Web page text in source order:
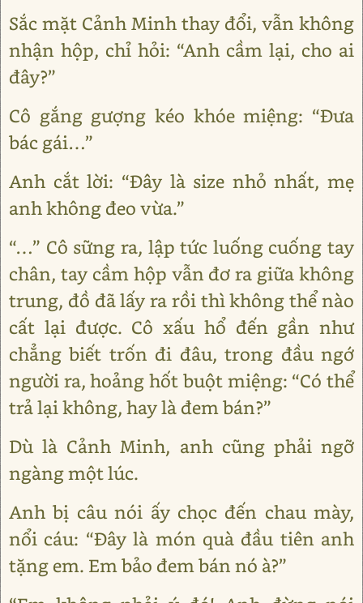
Sắc mặt Cảnh Minh thay đổi, vẫn không
nhận hộp, chỉ hỏi: “Anh cầm lại, cho ai
đây?”
Cô gắng gượng kéo khóe miệng: “Đưa
bác gái…”
Anh cắt lời: “Đây là size nhỏ nhất, mẹ
anh không đeo vừa.”
“…” Cô sững ra, lập tức luống cuống tay
chân, tay cầm hộp vẫn đơ ra giữa không
trung, đồ đã lấy ra rồi thì không thể nào
cất lại được. Cô xấu hổ đến gần như
chẳng biết trốn đi đâu, trong đầu ngớ
người ra, hoảng hốt buột miệng: “Có thể
trả lại không, hay là đem bán?”
Dù là Cảnh Minh, anh cũng phải ngỡ
ngàng một lúc.
Anh bị câu nói ấy chọc đến chau mày,
nổi cáu: “Đây là món quà đầu tiên anh
tặng em. Em bảo đem bán nó à?”